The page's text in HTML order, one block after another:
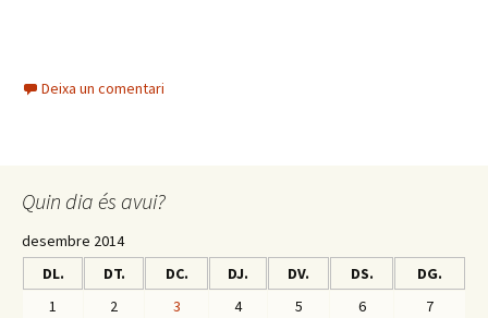
u
d
'
u
Deixa un comentari
Quin dia és avui?
desembre 2014
DL.
DT. DC. DJ. DV. DS. DG.
1 2 3 4 5 6
7